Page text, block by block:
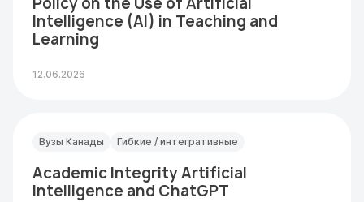
Intelligence (AI) in Teaching and
Learning
12.06.2026
Вузы Канады Гибкие / интегративные
Academic Integrity Artificial
intelligence and ChatGPT